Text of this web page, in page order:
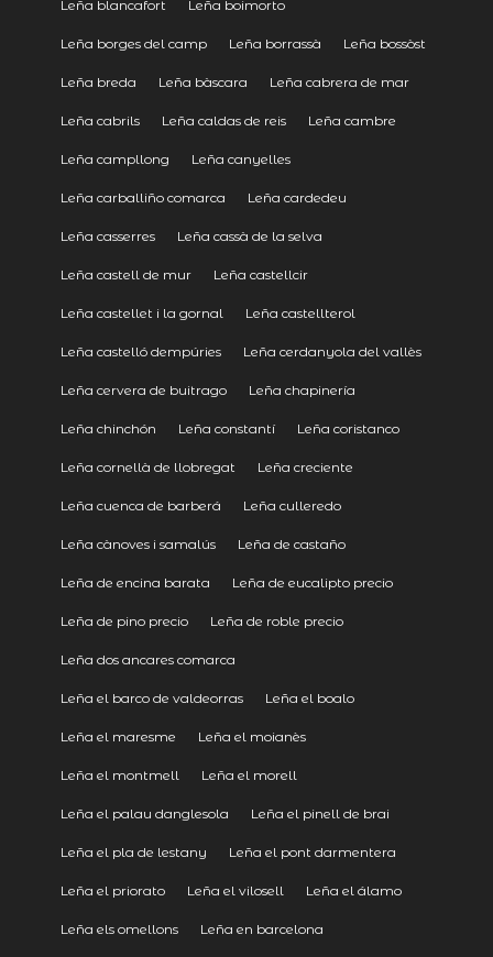
Leña blancafort Leña boimorto
Leña borges del camp Leña borrassà Leña bossòst
Leña breda Leña bàscara Leña cabrera de mar
Leña cabrils Leña caldas de reis Leña cambre
Leña campllong Leña canyelles
Leña carballiño comarca Leña cardedeu
Leña casserres Leña cassà de la selva
Leña castell de mur Leña castellcir
Leña castellet i la gornal Leña castellterol
Leña castelló dempúries Leña cerdanyola del vallès
Leña cervera de buitrago Leña chapinería
Leña chinchón Leña constantí Leña coristanco
Leña cornellà de llobregat Leña creciente
Leña cuenca de barberá Leña culleredo
Leña cànoves i samalús Leña de castaño
Leña de encina barata Leña de eucalipto precio
Leña de pino precio Leña de roble precio
Leña dos ancares comarca
Leña el barco de valdeorras Leña el boalo
Leña el maresme Leña el moianès
Leña el montmell Leña el morell
Leña el palau danglesola Leña el pinell de brai
Leña el pla de lestany Leña el pont darmentera
Leña el priorato Leña el vilosell Leña el álamo
Leña els omellons Leña en barcelona